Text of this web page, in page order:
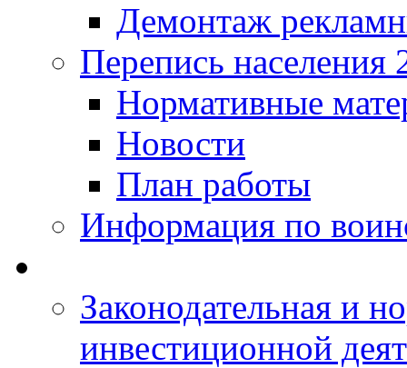
Демонтаж
Перепись населения
Нормативные
Новости
План работы
Информация по
Законодательная и
инвестиционной